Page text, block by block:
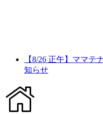
【8/26 正午】ママテ
知らせ